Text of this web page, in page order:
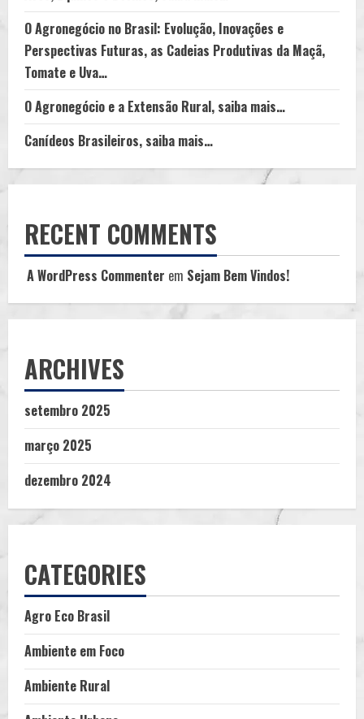
O Agronegócio no Brasil: Evolução, Inovações e
Perspectivas Futuras, as Cadeias Produtivas da Maçã,
Tomate e Uva…
O Agronegócio e a Extensão Rural, saiba mais…
Canídeos Brasileiros, saiba mais…
RECENT COMMENTS
A WordPress Commenter em Sejam Bem Vindos!
ARCHIVES
setembro 2025
março 2025
dezembro 2024
CATEGORIES
Agro Eco Brasil
Ambiente em Foco
Ambiente Rural